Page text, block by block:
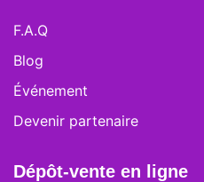
F.A.Q
Blog
Événement
Devenir partenaire
Dépôt-vente en ligne